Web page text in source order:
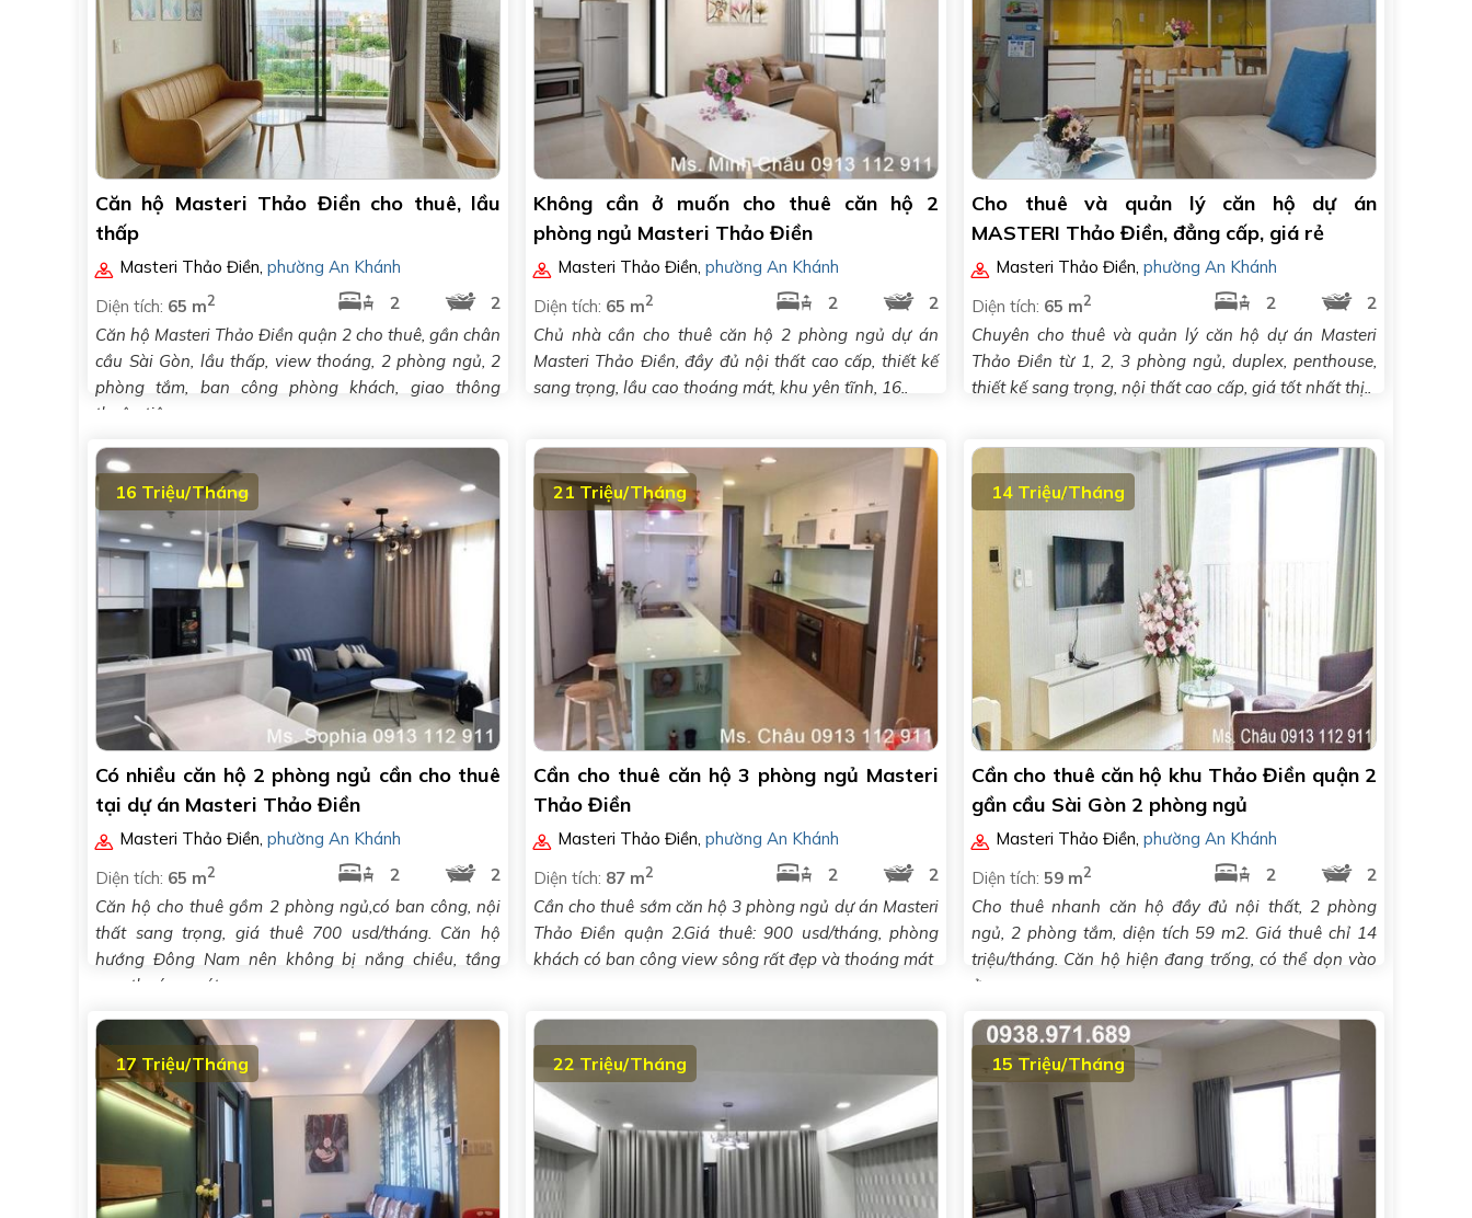
Căn hộ Masteri Thảo Điền cho thuê, lầu
thấp
Masteri Thảo Điền, phường An Khánh
Diện tích: 65 m2 2
2
Căn hộ Masteri Thảo Điền quận 2 cho thuê, gần chân
cầu Sài Gòn, lầu thấp, view thoáng, 2 phòng ngủ, 2
phòng tắm, ban công phòng khách, giao thông
thuận tiện
Không cần ở muốn cho thuê căn hộ 2
phòng ngủ Masteri Thảo Điền
Masteri Thảo Điền, phường An Khánh
Diện tích: 65 m2 2
2
Chủ nhà cần cho thuê căn hộ 2 phòng ngủ dự án
Masteri Thảo Điền, đầy đủ nội thất cao cấp, thiết kế
sang trọng, lầu cao thoáng mát, khu yên tĩnh, 16..
Cho thuê và quản lý căn hộ dự án
MASTERI Thảo Điền, đẳng cấp, giá rẻ
Masteri Thảo Điền, phường An Khánh
Diện tích: 65 m2 2
2
Chuyên cho thuê và quản lý căn hộ dự án Masteri
Thảo Điền từ 1, 2, 3 phòng ngủ, duplex, penthouse,
thiết kế sang trọng, nội thất cao cấp, giá tốt nhất thị..
16 Triệu/Tháng
Có nhiều căn hộ 2 phòng ngủ cần cho thuê
tại dự án Masteri Thảo Điền
Masteri Thảo Điền, phường An Khánh
Diện tích: 65 m2 2
2
Căn hộ cho thuê gồm 2 phòng ngủ,có ban công, nội
thất sang trọng, giá thuê 700 usd/tháng. Căn hộ
hướng Đông Nam nên không bị nắng chiều, tầng
cao, thoáng mát.
21 Triệu/Tháng
Cần cho thuê căn hộ 3 phòng ngủ Masteri
Thảo Điền
Masteri Thảo Điền, phường An Khánh
Diện tích: 87 m2 2
2
Cần cho thuê sớm căn hộ 3 phòng ngủ dự án Masteri
Thảo Điền quận 2.Giá thuê: 900 usd/tháng, phòng
khách có ban công view sông rất đẹp và thoáng mát
14 Triệu/Tháng
Cần cho thuê căn hộ khu Thảo Điền quận 2
gần cầu Sài Gòn 2 phòng ngủ
Masteri Thảo Điền, phường An Khánh
Diện tích: 59 m2 2
2
Cho thuê nhanh căn hộ đầy đủ nội thất, 2 phòng
ngủ, 2 phòng tắm, diện tích 59 m2. Giá thuê chỉ 14
triệu/tháng. Căn hộ hiện đang trống, có thể dọn vào
ở..
17 Triệu/Tháng 22 Triệu/Tháng 15 Triệu/Tháng